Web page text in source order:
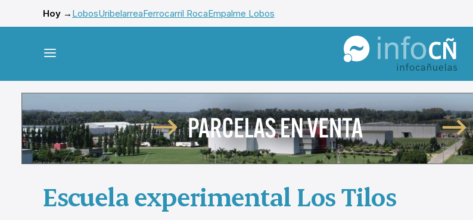
Hoy → LobosUribelarreaFerrocarril RocaEmpalme Lobos
InfoCañuelas
Escuela experimental Los Tilos